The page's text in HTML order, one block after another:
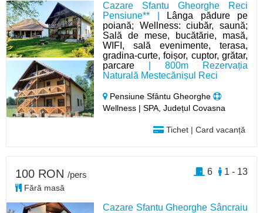
Cazare Sfantu Gheorghe Reci
Pensiune** |
Lânga pădure pe
poiană; Wellness: ciubăr, saună;
Sală de mese, bucătărie, masă,
WIFI, sală evenimente, terasa,
gradina-curte, foișor, cuptor, grătar,
parcare | 800m Rezervația
Naturală Mestecănișul Reci
Pensiune Sfântu Gheorghe
Wellness | SPA, Județul Covasna
Tichet | Card vacanță
Cazare Sfantu Gheorghe Sâncraiu
100 RON /pers
Fără masă
1 - 13
6